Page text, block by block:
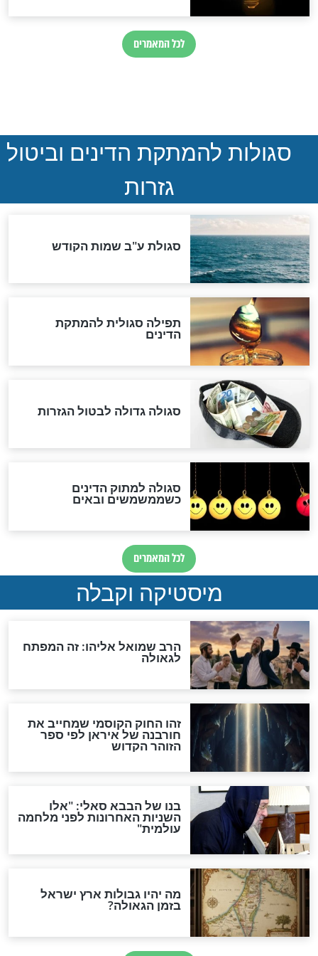
ההסכם החשאי של טראמפ
ואיראן: בלי שקיפות ועם הרבה
המסמך האבוד שנחשף
במרתפי מוסקבה: כתב היד
"מודה לקב"ה על כל השנים"
לכל המאמרים
אחרית הימים
האם אפשר לחשב את הקץ?
מה יהיה בימות המשיח?
"לפני הגאולה תהיה אפיקורסות
והכחשה גדולה מאוד של
האמונה"
האם לאחר בוא המשיח יהיה
אפשר לחזור בתשובה?
לכל המאמרים